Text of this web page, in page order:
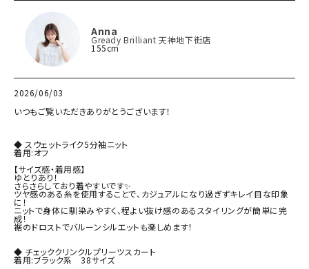
Anna
Gready Brilliant 天神地下街店
155cm
2026/06/03
いつもご覧いただきありがとうございます！
◆ スウェットライク5分袖ニット
着用:オフ
【サイズ感・着用感】
ゆとりあり！
さらさらしており着やすいです✨
ツヤ感のある糸を使用することで、カジュアルになり過ぎずキレイ目な印象
に！
ニットで身体に馴染みやすく、程よい抜け感のあるスタイリングが簡単に完
成！
裾のドロストでバルーンシルエットも楽しめます！
◆ チェッククリンクルプリーツスカート
着用:ブラック系　38サイズ